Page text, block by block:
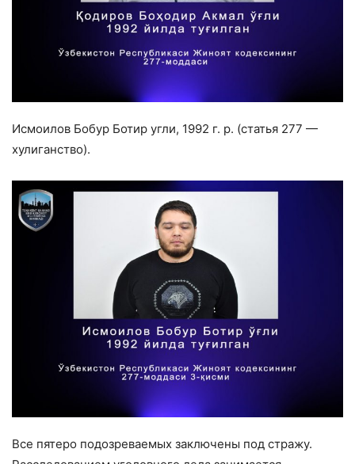
Исмоилов Бобур Ботир угли, 1992 г. р. (статья 277 —
хулиганство).
Все пятеро подозреваемых заключены под стражу.